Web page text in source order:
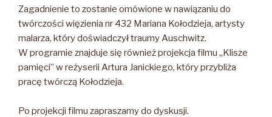
Zagadnienie to zostanie omówione w nawiązaniu do
twórczości więzienia nr 432 Mariana Kołodzieja, artysty
malarza, który doświadczył traumy Auschwitz.
W programie znajduje się również projekcja filmu „Klisze
pamięci” w reżyserii Artura Janickiego, który przybliża
pracę twórczą Kołodzieja.
Po projekcji filmu zapraszamy do dyskusji.